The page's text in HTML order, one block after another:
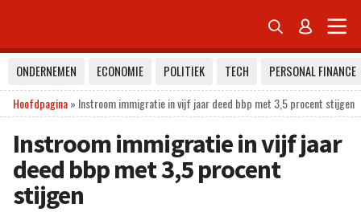
 
ONDERNEMEN ECONOMIE POLITIEK TECH
PERSONAL FINANCE
Hoofdpagina» Instroom immigratie in vijf jaar deed bbp met 3,5 procent stijgen
Instroom immigratie in vijf jaar
deed bbp met 3,5 procent
stijgen